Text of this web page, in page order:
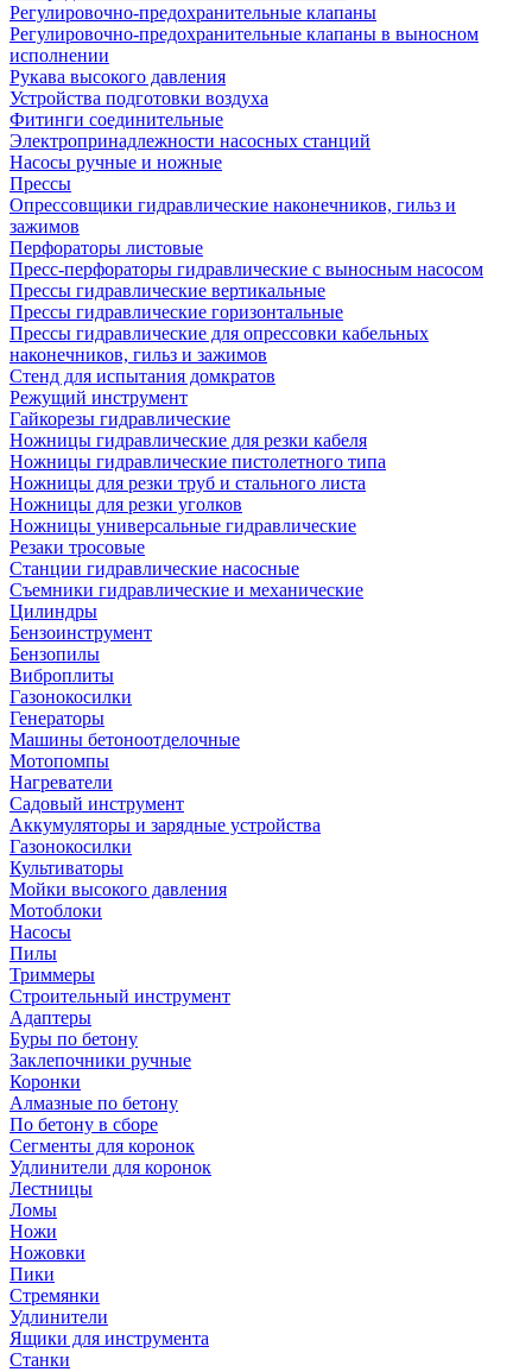
Регулировочно-предохранительные клапаны
Регулировочно-предохранительные клапаны в выносном
исполнении
Рукава высокого давления
Устройства подготовки воздуха
Фитинги соединительные
Электропринадлежности насосных станций
Насосы ручные и ножные
Прессы
Опрессовщики гидравлические наконечников, гильз и
зажимов
Перфораторы листовые
Пресс-перфораторы гидравлические с выносным насосом
Прессы гидравлические вертикальные
Прессы гидравлические горизонтальные
Прессы гидравлические для опрессовки кабельных
наконечников, гильз и зажимов
Стенд для испытания домкратов
Режущий инструмент
Гайкорезы гидравлические
Ножницы гидравлические для резки кабеля
Ножницы гидравлические пистолетного типа
Ножницы для резки труб и стального листа
Ножницы для резки уголков
Ножницы универсальные гидравлические
Резаки тросовые
Станции гидравлические насосные
Съемники гидравлические и механические
Цилиндры
Бензоинструмент
Бензопилы
Виброплиты
Газонокосилки
Генераторы
Машины бетоноотделочные
Мотопомпы
Нагреватели
Садовый инструмент
Аккумуляторы и зарядные устройства
Газонокосилки
Культиваторы
Мойки высокого давления
Мотоблоки
Насосы
Пилы
Триммеры
Строительный инструмент
Адаптеры
Буры по бетону
Заклепочники ручные
Коронки
Алмазные по бетону
По бетону в сборе
Сегменты для коронок
Удлинители для коронок
Лестницы
Ломы
Ножи
Ножовки
Пики
Стремянки
Удлинители
Ящики для инструмента
Станки